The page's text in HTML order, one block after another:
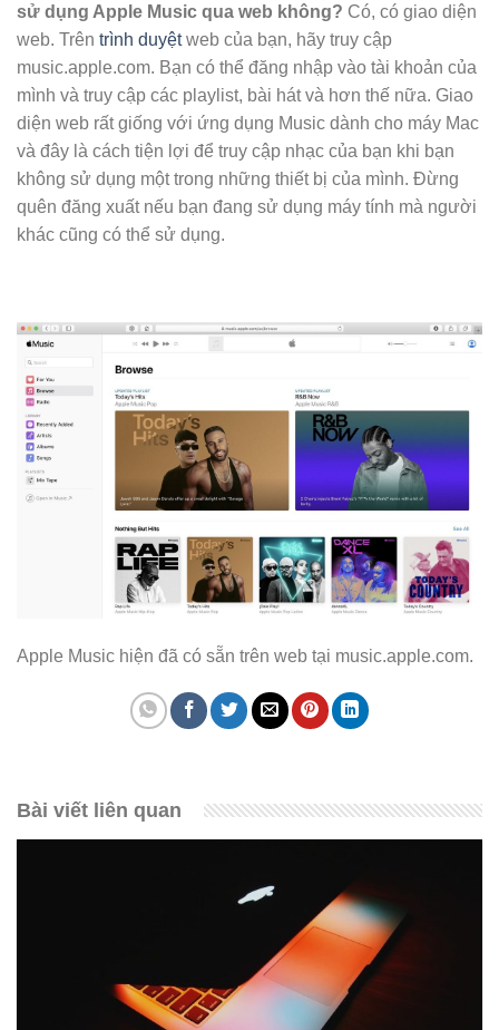
sử dụng Apple Music qua web không? Có, có giao diện
web. Trên trình duyệtweb của bạn, hãy truy cập
music.apple.com. Bạn có thể đăng nhập vào tài khoản của
mình và truy cập các playlist, bài hát và hơn thế nữa. Giao
diện web rất giống với ứng dụng Music dành cho máy Mac
và đây là cách tiện lợi để truy cập nhạc của bạn khi bạn
không sử dụng một trong những thiết bị của mình. Đừng
quên đăng xuất nếu bạn đang sử dụng máy tính mà người
khác cũng có thể sử dụng.
Apple Music hiện đã có sẵn trên web tại music.apple.com.
Bài viết liên quan